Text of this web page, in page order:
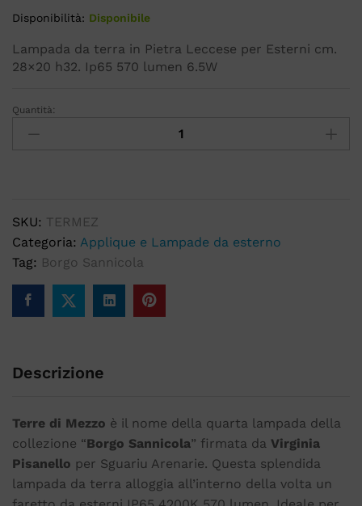
Disponibilità: Disponibile
Lampada da terra in Pietra Leccese per Esterni cm.
28×20 h32. Ip65 570 lumen 6.5W
Quantità:
SKU: TERMEZ
Categoria: Applique e Lampade da esterno
Tag: Borgo Sannicola
Descrizione
Terre di Mezzo è il nome della quarta lampada della
collezione “Borgo Sannicola” firmata da Virginia
Pisanello per Sguariu Arenarie. Questa splendida
lampada da terra alloggia all’interno della volta un